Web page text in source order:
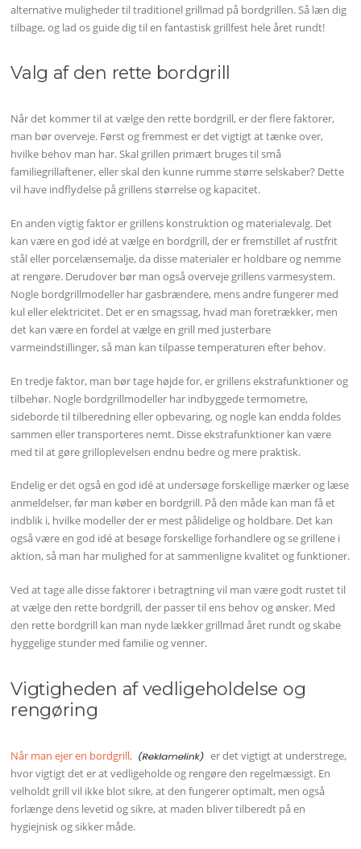
alternative muligheder til traditionel grillmad på bordgrillen. Så læn dig
tilbage, og lad os guide dig til en fantastisk grillfest hele året rundt!
Valg af den rette bordgrill
Når det kommer til at vælge den rette bordgrill, er der flere faktorer,
man bør overveje. Først og fremmest er det vigtigt at tænke over,
hvilke behov man har. Skal grillen primært bruges til små
familiegrillaftener, eller skal den kunne rumme større selskaber? Dette
vil have indflydelse på grillens størrelse og kapacitet.
En anden vigtig faktor er grillens konstruktion og materialevalg. Det
kan være en god idé at vælge en bordgrill, der er fremstillet af rustfrit
stål eller porcelænsemalje, da disse materialer er holdbare og nemme
at rengøre. Derudover bør man også overveje grillens varmesystem.
Nogle bordgrillmodeller har gasbrændere, mens andre fungerer med
kul eller elektricitet. Det er en smagssag, hvad man foretrækker, men
det kan være en fordel at vælge en grill med justerbare
varmeindstillinger, så man kan tilpasse temperaturen efter behov.
En tredje faktor, man bør tage højde for, er grillens ekstrafunktioner og
tilbehør. Nogle bordgrillmodeller har indbyggede termometre,
sideborde til tilberedning eller opbevaring, og nogle kan endda foldes
sammen eller transporteres nemt. Disse ekstrafunktioner kan være
med til at gøre grilloplevelsen endnu bedre og mere praktisk.
Endelig er det også en god idé at undersøge forskellige mærker og læse
anmeldelser, før man køber en bordgrill. På den måde kan man få et
indblik i, hvilke modeller der er mest pålidelige og holdbare. Det kan
også være en god idé at besøge forskellige forhandlere og se grillene i
aktion, så man har mulighed for at sammenligne kvalitet og funktioner.
Ved at tage alle disse faktorer i betragtning vil man være godt rustet til
at vælge den rette bordgrill, der passer til ens behov og ønsker. Med
den rette bordgrill kan man nyde lækker grillmad året rundt og skabe
hyggelige stunder med familie og venner.
Vigtigheden af vedligeholdelse og
rengøring
Når man ejer en bordgrill,
er det vigtigt at understrege,
hvor vigtigt det er at vedligeholde og rengøre den regelmæssigt. En
velholdt grill vil ikke blot sikre, at den fungerer optimalt, men også
forlænge dens levetid og sikre, at maden bliver tilberedt på en
hygiejnisk og sikker måde.